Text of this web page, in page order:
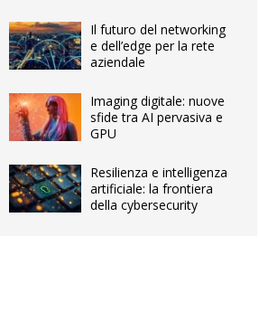
Il futuro del networking
e dell’edge per la rete
aziendale
Imaging digitale: nuove
sfide tra AI pervasiva e
GPU
Resilienza e intelligenza
artificiale: la frontiera
della cybersecurity